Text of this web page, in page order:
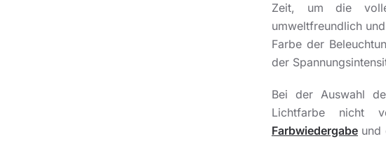
Zeit, um die
umweltfreundlich
Farbe der
der
Bei der Auswahl
Lichtfarbe nicht
Farbwiedergabe und